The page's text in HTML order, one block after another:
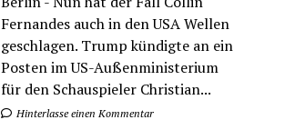
Fernandes auch in den USA Wellen
geschlagen. Trump kündigte an ein
Posten im US-Außenministerium
für den Schauspieler Christian...
Hinterlasse einen Kommentar